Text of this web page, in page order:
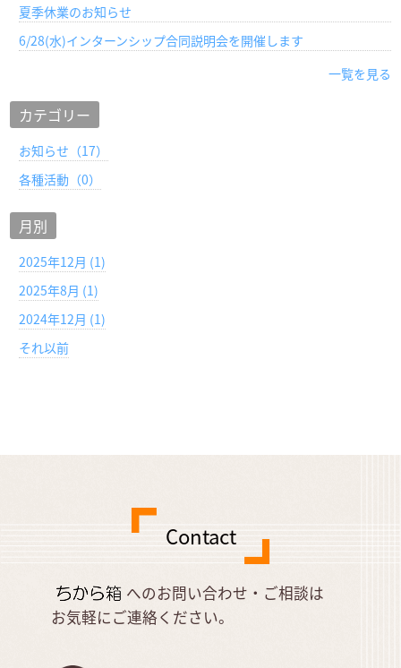
夏季休業のお知らせ
6/28(水)インターンシップ合同説明会を開催します
一覧を見る
カテゴリー
お知らせ（17）
各種活動（0）
月別
2025年12月 (1)
2025年8月 (1)
2024年12月 (1)
それ以前
Contact
へのお問い合わせ・ご相談は
お気軽にご連絡ください。